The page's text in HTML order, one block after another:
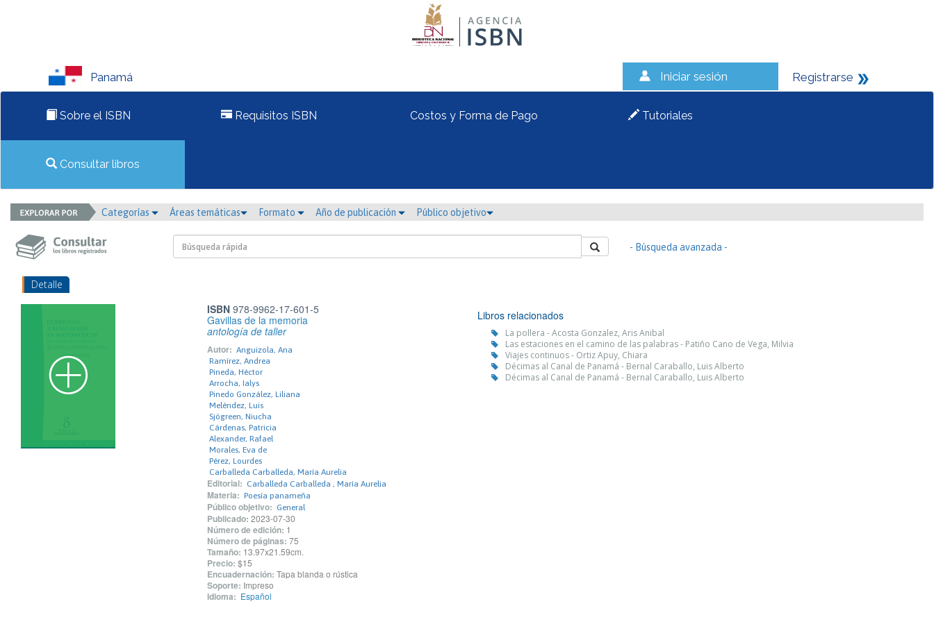
Panamá Iniciar sesión Registrarse
Sobre el ISBN Requisitos ISBN Costos y Forma de Pago Tutoriales
Consultar libros
Categorías Áreas temáticas Formato Año de publicación Público objetivo
- Búsqueda avanzada -
Detalle
ISBN978-9962-17-601-5
Gavillas de la memoria
antología de taller
Autor: Anguizola, Ana
Ramírez, Andrea
Pineda, Héctor
Arrocha, Ialys
Pinedo González, Liliana
Meléndez, Luis
Sjögreen, Niucha
Cárdenas, Patricia
Alexander, Rafael
Morales, Eva de
Pérez, Lourdes
Carballeda Carballeda, María Aurelia
Editorial: Carballeda Carballeda , María Aurelia
Materia: Poesía panameña
Público objetivo: General
Publicado: 2023-07-30
Número de edición: 1
Número de páginas: 75
Tamaño: 13.97x21.59cm.
Precio: $15
Encuadernación: Tapa blanda o rústica
Soporte: Impreso
Idioma: Español
Libros relacionados
La pollera - Acosta Gonzalez, Aris Anibal
Las estaciones en el camino de las palabras - Patiño Cano de Vega, Milvia
Viajes continuos - Ortiz Apuy, Chiara
Décimas al Canal de Panamá - Bernal Caraballo, Luis Alberto
Décimas al Canal de Panamá - Bernal Caraballo, Luis Alberto